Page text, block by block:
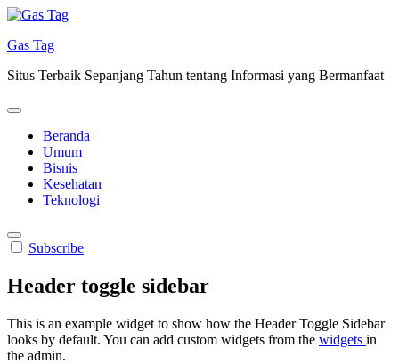
Skip
content
Gas Tag
Situs Terbaik Sepanjang Tahun tentang Informasi yang Bermanfaat
Beranda
Umum
Bisnis
Kesehatan
Teknologi
Subscribe
Header toggle sidebar
This is an example widget to show how the Header Toggle Sidebar
looks by default. You can add custom widgets from the widgets in
the admin.